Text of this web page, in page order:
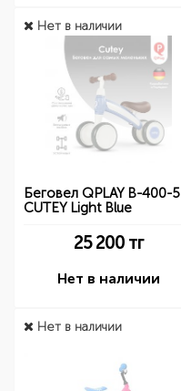
Нет в наличии
Беговел QPLAY B-400-5
CUTEY Light Blue
25 200тг
Нет в наличии
Нет в наличии